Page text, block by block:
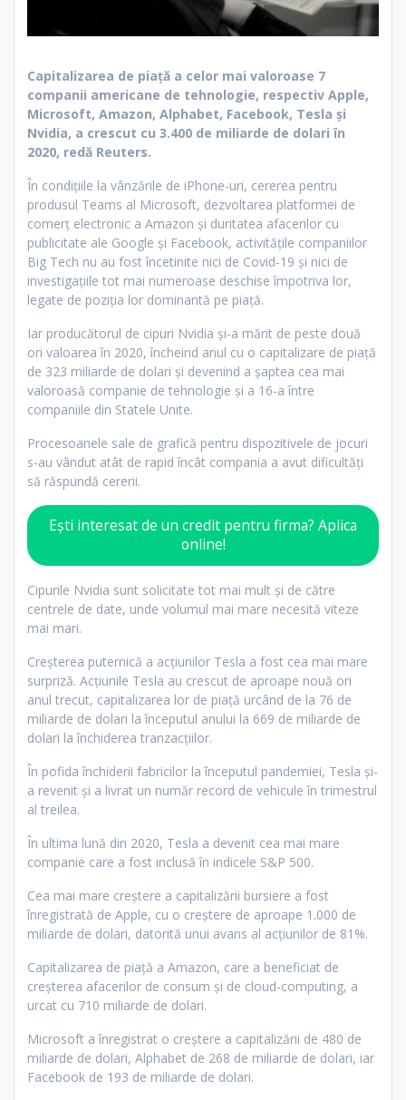
Capitalizarea de piaţă a celor mai valoroase 7
companii americane de tehnologie, respectiv Apple,
Microsoft, Amazon, Alphabet, Facebook, Tesla şi
Nvidia, a crescut cu 3.400 de miliarde de dolari în
2020, redă Reuters.
În condiţiile la vânzările de iPhone-uri, cererea pentru
produsul Teams al Microsoft, dezvoltarea platformei de
comerţ electronic a Amazon şi duritatea afacerilor cu
publicitate ale Google şi Facebook, activităţile companiilor
Big Tech nu au fost încetinite nici de Covid-19 şi nici de
investigaţiile tot mai numeroase deschise împotriva lor,
legate de poziţia lor dominantă pe piaţă.
Iar producătorul de cipuri Nvidia şi-a mărit de peste două
ori valoarea în 2020, încheind anul cu o capitalizare de piaţă
de 323 miliarde de dolari şi devenind a şaptea cea mai
valoroasă companie de tehnologie şi a 16-a între
companiile din Statele Unite.
Procesoanele sale de grafică pentru dispozitivele de jocuri
s-au vândut atât de rapid încât compania a avut dificultăţi
să răspundă cererii.
Ești interesat de un credit pentru firma? Aplica
online!
Cipurile Nvidia sunt solicitate tot mai mult şi de către
centrele de date, unde volumul mai mare necesită viteze
mai mari.
Creşterea puternică a acţiunilor Tesla a fost cea mai mare
surpriză. Acţiunile Tesla au crescut de aproape nouă ori
anul trecut, capitalizarea lor de piaţă urcând de la 76 de
miliarde de dolari la începutul anului la 669 de miliarde de
dolari la închiderea tranzacţiilor.
În pofida închiderii fabricilor la începutul pandemiei, Tesla şi-
a revenit şi a livrat un număr record de vehicule în trimestrul
al treilea.
În ultima lună din 2020, Tesla a devenit cea mai mare
companie care a fost inclusă în indicele S&P 500.
Cea mai mare creştere a capitalizării bursiere a fost
înregistrată de Apple, cu o creştere de aproape 1.000 de
miliarde de dolari, datorită unui avans al acţiunilor de 81%.
Capitalizarea de piaţă a Amazon, care a beneficiat de
creşterea afacerilor de consum şi de cloud-computing, a
urcat cu 710 miliarde de dolari.
Microsoft a înregistrat o creştere a capitalizării de 480 de
miliarde de dolari, Alphabet de 268 de miliarde de dolari, iar
Facebook de 193 de miliarde de dolari.